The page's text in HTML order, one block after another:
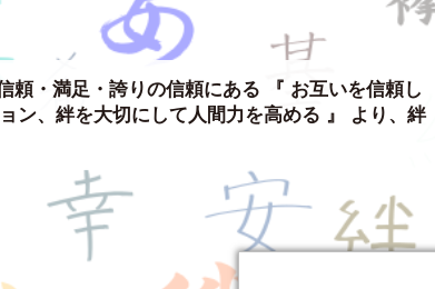
頼・満足・誇りの信頼にある 『 お互いを信頼し
ン、絆を大切にして人間力を高める 』 より、絆